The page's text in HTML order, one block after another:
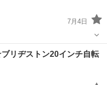
7月4日
クロスバイク
リヂストン20インチ自転